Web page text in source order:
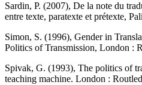
Sardin, P. (2007), De la note du
entre texte, paratexte et prétexte,
Simon, S. (1996), Gender in
Politics of Transmission, London :
Spivak, G. (1993), The politics of
teaching machine. London :